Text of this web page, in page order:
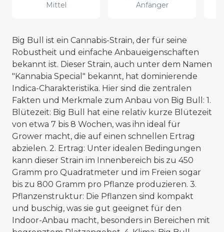
Mittel
Anfänger
Big Bull ist ein Cannabis-Strain, der für seine
Robustheit und einfache Anbaueigenschaften
bekannt ist. Dieser Strain, auch unter dem Namen
"Kannabia Special" bekannt, hat dominierende
Indica-Charakteristika. Hier sind die zentralen
Fakten und Merkmale zum Anbau von Big Bull: 1.
Blütezeit: Big Bull hat eine relativ kurze Blütezeit
von etwa 7 bis 8 Wochen, was ihn ideal für
Grower macht, die auf einen schnellen Ertrag
abzielen. 2. Ertrag: Unter idealen Bedingungen
kann dieser Strain im Innenbereich bis zu 450
Gramm pro Quadratmeter und im Freien sogar
bis zu 800 Gramm pro Pflanze produzieren. 3.
Pflanzenstruktur: Die Pflanzen sind kompakt
und buschig, was sie gut geeignet für den
Indoor-Anbau macht, besonders in Bereichen mit